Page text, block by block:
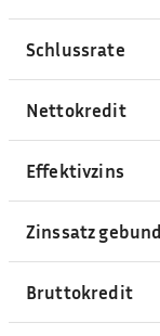
Schlussrate
Nettokredit
Effektivzins
Zinssatz
Bruttokredit